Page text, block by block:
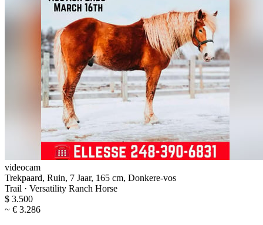
videocam
Trekpaard, Ruin, 7 Jaar, 165 cm, Donkere-vos
Trail · Versatility Ranch Horse
$ 3.500
~ € 3.286